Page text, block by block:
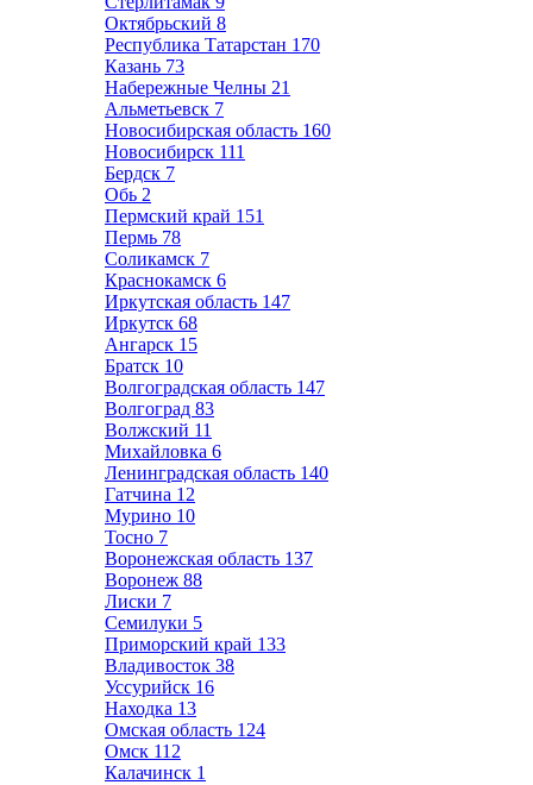
Октябрьский 8
Республика Татарстан 170
Казань 73
Набережные Челны 21
Альметьевск 7
Новосибирская область 160
Новосибирск 111
Бердск 7
Обь 2
Пермский край 151
Пермь 78
Соликамск 7
Краснокамск 6
Иркутская область 147
Иркутск 68
Ангарск 15
Братск 10
Волгоградская область 147
Волгоград 83
Волжский 11
Михайловка 6
Ленинградская область 140
Гатчина 12
Мурино 10
Тосно 7
Воронежская область 137
Воронеж 88
Лиски 7
Семилуки 5
Приморский край 133
Владивосток 38
Уссурийск 16
Находка 13
Омская область 124
Омск 112
Калачинск 1